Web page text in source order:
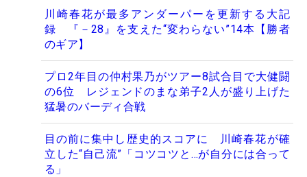
川崎春花が最多アンダーパーを更新する大記
録 『－28』を支えた“変わらない”14本【勝者
のギア】
プロ2年目の仲村果乃がツアー8試合目で大健闘
の6位 レジェンドのまな弟子2人が盛り上げた
猛暑のバーディ合戦
目の前に集中し歴史的スコアに 川崎春花が確
立した“自己流”「コツコツと…が自分には合って
る」